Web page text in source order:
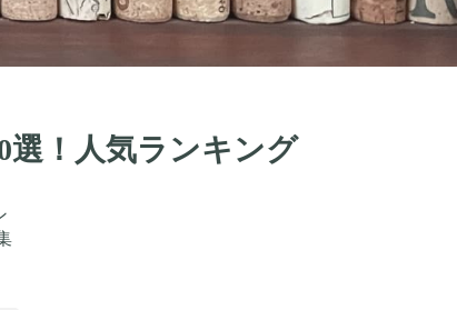
選！人気ランキング